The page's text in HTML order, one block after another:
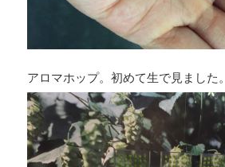
アロマホップ。初めて生で見ました。